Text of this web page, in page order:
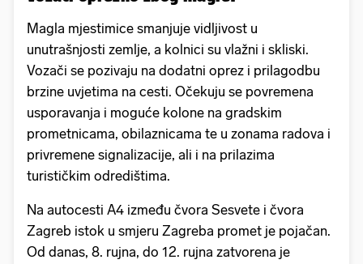
Magla mjestimice smanjuje vidljivost u
unutrašnjosti zemlje, a kolnici su vlažni i skliski.
Vozači se pozivaju na dodatni oprez i prilagodbu
brzine uvjetima na cesti. Očekuju se povremena
usporavanja i moguće kolone na gradskim
prometnicama, obilaznicama te u zonama radova i
privremene signalizacije, ali i na prilazima
turističkim odredištima.
Na autocesti A4 između čvora Sesvete i čvora
Zagreb istok u smjeru Zagreba promet je pojačan.
Od danas, 8. rujna, do 12. rujna zatvorena je